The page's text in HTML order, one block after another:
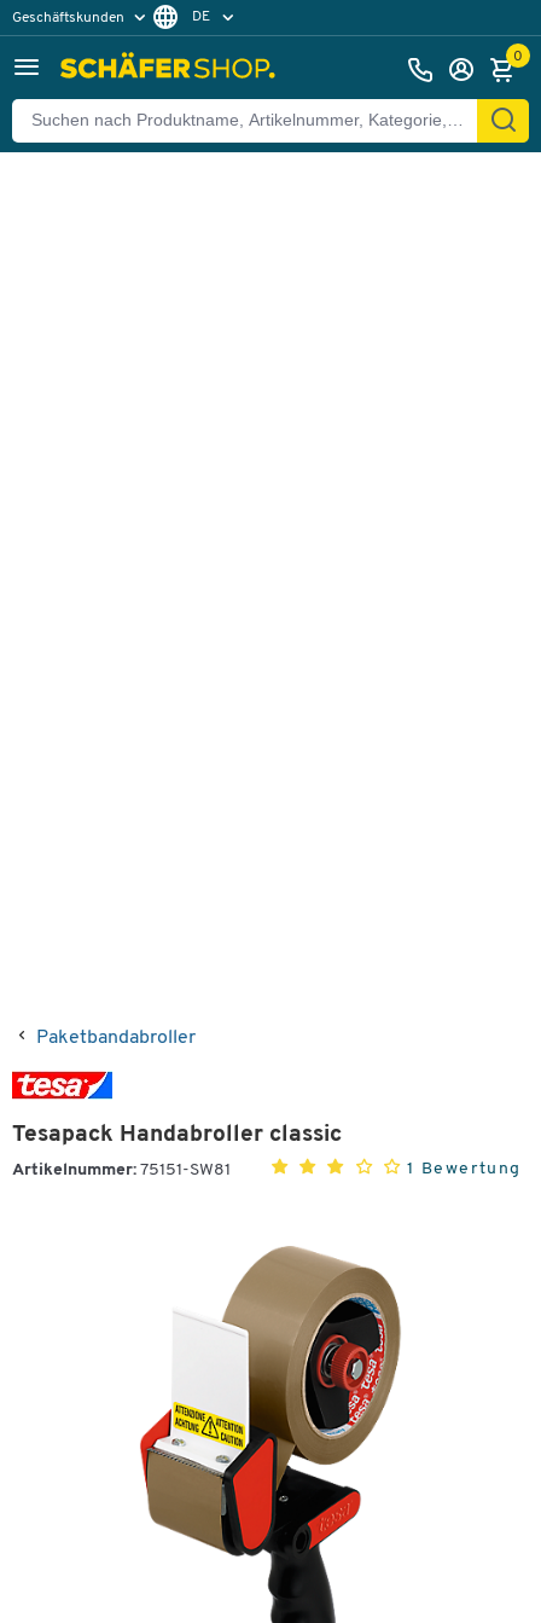
Geschäftskunden DE
0
Paketbandabroller
Tesapack Handabroller classic
Artikelnummer: 75151-SW81 1 Bewertung
Zurück